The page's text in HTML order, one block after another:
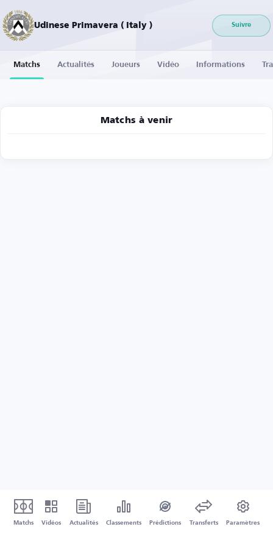
Udinese Primavera ( Italy ) Suivre
Matchs Actualités Joueurs Vidéo Informations
Matchs à venir
Matchs Vidéos Actualités Classements Prédictions Transferts Paramètres